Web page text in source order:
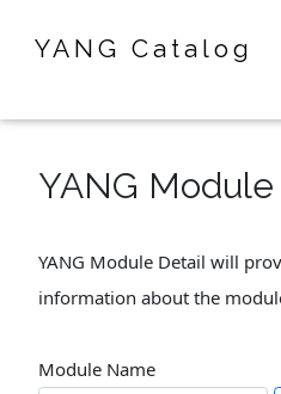
YANG Catalog
YANG
YANG Module Detail will
information about the
Module Name